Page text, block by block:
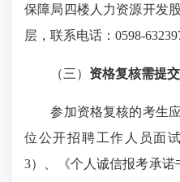
保障局四楼人力资源开发
层，联系电话：0598-
（三） 资格复核需提
参加资格复核的考生应
位公开招聘工作人员面
3）、《个人诚信报考承